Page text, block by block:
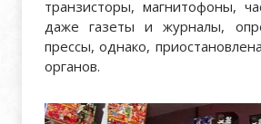
транзисторы, магнитофоны,
даже газеты и журналы,
прессы, однако,
органов.